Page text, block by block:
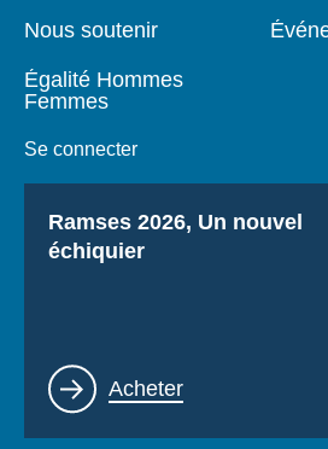
Nous soutenir
Égalité Hommes
Femmes
Se connecter
Titre
Ramses 2026, Un nouvel
échiquier
Lien
Acheter